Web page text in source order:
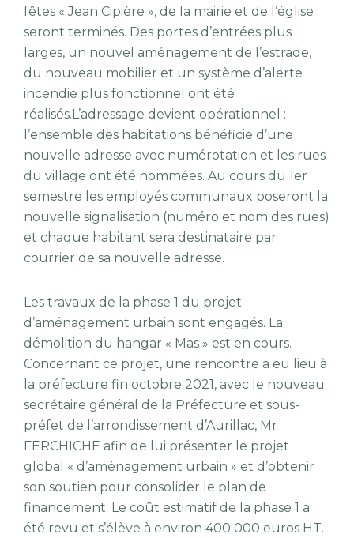
fêtes « Jean Cipière », de la mairie et de l’église
seront terminés. Des portes d’entrées plus
larges, un nouvel aménagement de l’estrade,
du nouveau mobilier et un système d’alerte
incendie plus fonctionnel ont été
réalisés.L’adressage devient opérationnel :
l’ensemble des habitations bénéficie d’une
nouvelle adresse avec numérotation et les rues
du village ont été nommées. Au cours du 1er
semestre les employés communaux poseront la
nouvelle signalisation (numéro et nom des rues)
et chaque habitant sera destinataire par
courrier de sa nouvelle adresse.
Les travaux de la phase 1 du projet
d’aménagement urbain sont engagés. La
démolition du hangar « Mas » est en cours.
Concernant ce projet, une rencontre a eu lieu à
la préfecture fin octobre 2021, avec le nouveau
secrétaire général de la Préfecture et sous-
préfet de l’arrondissement d’Aurillac, Mr
FERCHICHE afin de lui présenter le projet
global « d’aménagement urbain » et d’obtenir
son soutien pour consolider le plan de
financement. Le coût estimatif de la phase 1 a
été revu et s’élève à environ 400 000 euros HT.